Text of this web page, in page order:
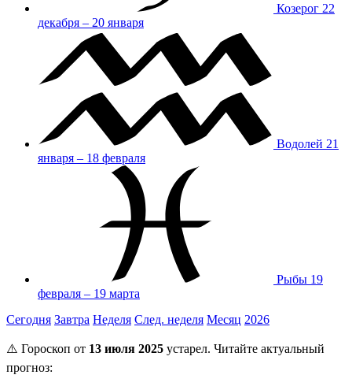
Козерог 22
декабря – 20 января
Водолей 21
января – 18 февраля
Рыбы 19
февраля – 19 марта
Сегодня Завтра Неделя След. неделя Месяц 2026
⚠️ Гороскоп от 13 июля 2025 устарел. Читайте актуальный
прогноз: